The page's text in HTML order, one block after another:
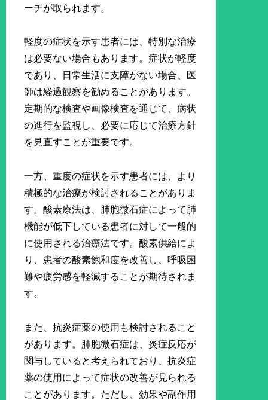
ーチが取られます。
軽度の症状を示す患者には、特別な治療
は必要ない場合もあります。症状が軽度
であり、日常生活に支障がない場合、医
師は経過観察を勧めることがあります。
定期的な検査や画像検査を通じて、病状
の進行を監視し、必要に応じて治療方針
を見直すことが重要です。
一方、重度の症状を示す患者には、より
積極的な治療が検討されることがありま
す。酸素療法は、肺胞微石症によって肺
機能が低下している患者に対して一般的
に使用される治療法です。酸素供給によ
り、患者の酸素飽和度を改善し、呼吸困
難や疲労感を軽減することが期待されま
す。
また、抗炎症薬の使用も検討されること
があります。肺胞微石症は、炎症反応が
関与していると考えられており、抗炎症
薬の使用によって症状の改善が見られる
ことがあります。ただし、効果や副作用